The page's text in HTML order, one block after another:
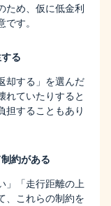
ため、仮に低金利
す。
る
却する」を選んだ
れていたりすると
担することもあり
約がある
」「走行距離の上
、これらの制約を